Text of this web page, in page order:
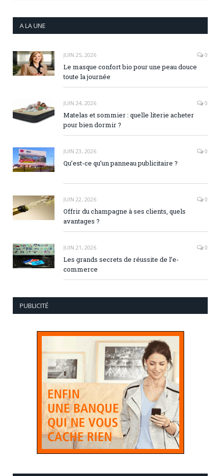
A LA UNE
JUIN 25, 2026 0
Le masque confort bio pour une peau douce
toute la journée
JUIN 24, 2026 0
Matelas et sommier : quelle literie acheter
pour bien dormir ?
JUIN 23, 2026 0
Qu’est-ce qu’un panneau publicitaire ?
JUIN 22, 2026 0
Offrir du champagne à ses clients, quels
avantages ?
JUIN 21, 2026 0
Les grands secrets de réussite de l’e-
commerce
PUBLICITÉ